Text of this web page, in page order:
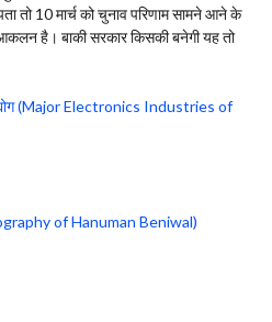
तो 10 मार्च को चुनाव परिणाम सामने आने के
आकलन है। बाकी सरकार किसकी बनेगी यह तो
(Major Electronics Industries of
of Hanuman Beniwal)